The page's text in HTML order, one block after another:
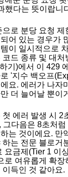
했다는 뜻이랍니
로 분당 요청 제
어 있는 경우가
이 일시적으로
드 종류 및 대처
기)에서 이 429
'지수 백오프
요. 에러가 나자
더 늘어날 뿐이
에러 발생 시 2
그다음은 8초처
는 것이에요. 만
는 전문 블로거
요금제(Tier 1 이
로 여유롭게 확장
득인 것 같아요.